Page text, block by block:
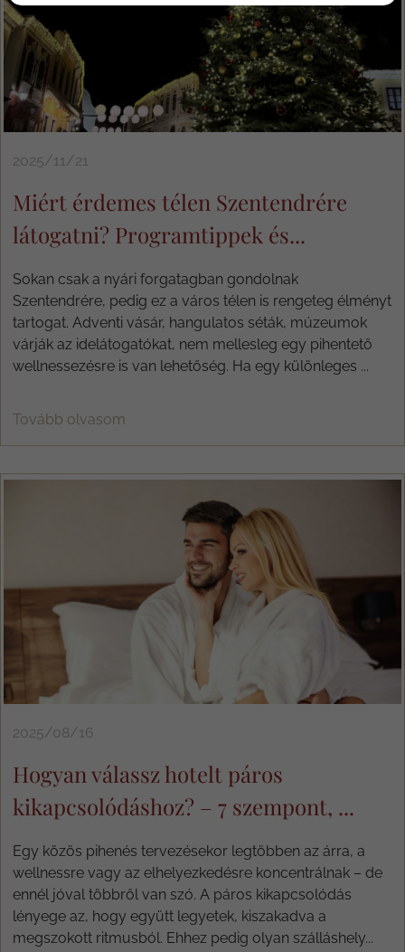
2025/11/21
Miért érdemes télen Szentendrére
látogatni? Programtippek és...
Sokan csak a nyári forgatagban gondolnak
Szentendrére, pedig ez a város télen is rengeteg élményt
tartogat. Adventi vásár, hangulatos séták, múzeumok
várják az idelátogatókat, nem mellesleg egy pihentető
wellnessezésre is van lehetőség. Ha egy különleges ...
Tovább olvasom
2025/08/16
Hogyan válassz hotelt páros
kikapcsolódáshoz? – 7 szempont, ...
Egy közös pihenés tervezésekor legtöbben az árra, a
wellnessre vagy az elhelyezkedésre koncentrálnak – de
ennél jóval többről van szó. A páros kikapcsolódás
lényege az, hogy együtt legyetek, kiszakadva a
megszokott ritmusból. Ehhez pedig olyan szálláshely...